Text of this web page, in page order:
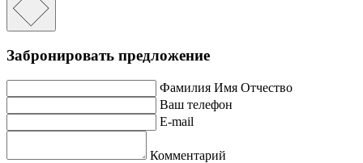
Забронировать предложение
Фамилия Имя Отчество
Ваш телефон
E-mail
Комментарий